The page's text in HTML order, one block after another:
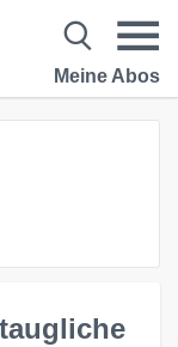
Meine Abos